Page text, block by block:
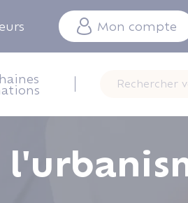
Mon compte
Rechercher